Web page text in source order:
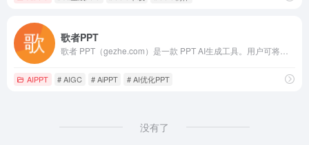
歌者PPT
AIPPT # AIGC # AiPPT # AI优化PPT
没有了